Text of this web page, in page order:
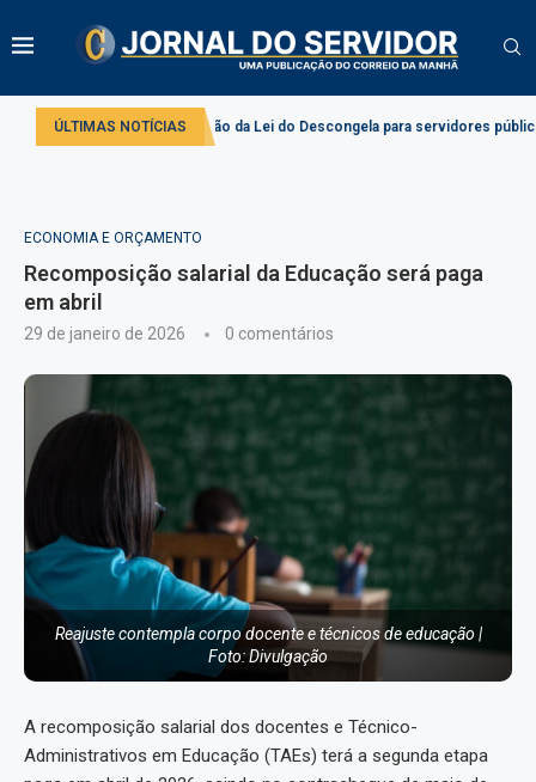
ÚLTIMAS NOTÍCIAS
aplicação da Lei do Descongela para servidores públicos Projeto
ECONOMIA E ORÇAMENTO
Recomposição salarial da Educação será paga
em abril
29 de janeiro de 2026 0 comentários
Reajuste contempla corpo docente e técnicos de educação |
Foto: Divulgação
A recomposição salarial dos docentes e Técnico-
Administrativos em Educação (TAEs) terá a segunda etapa